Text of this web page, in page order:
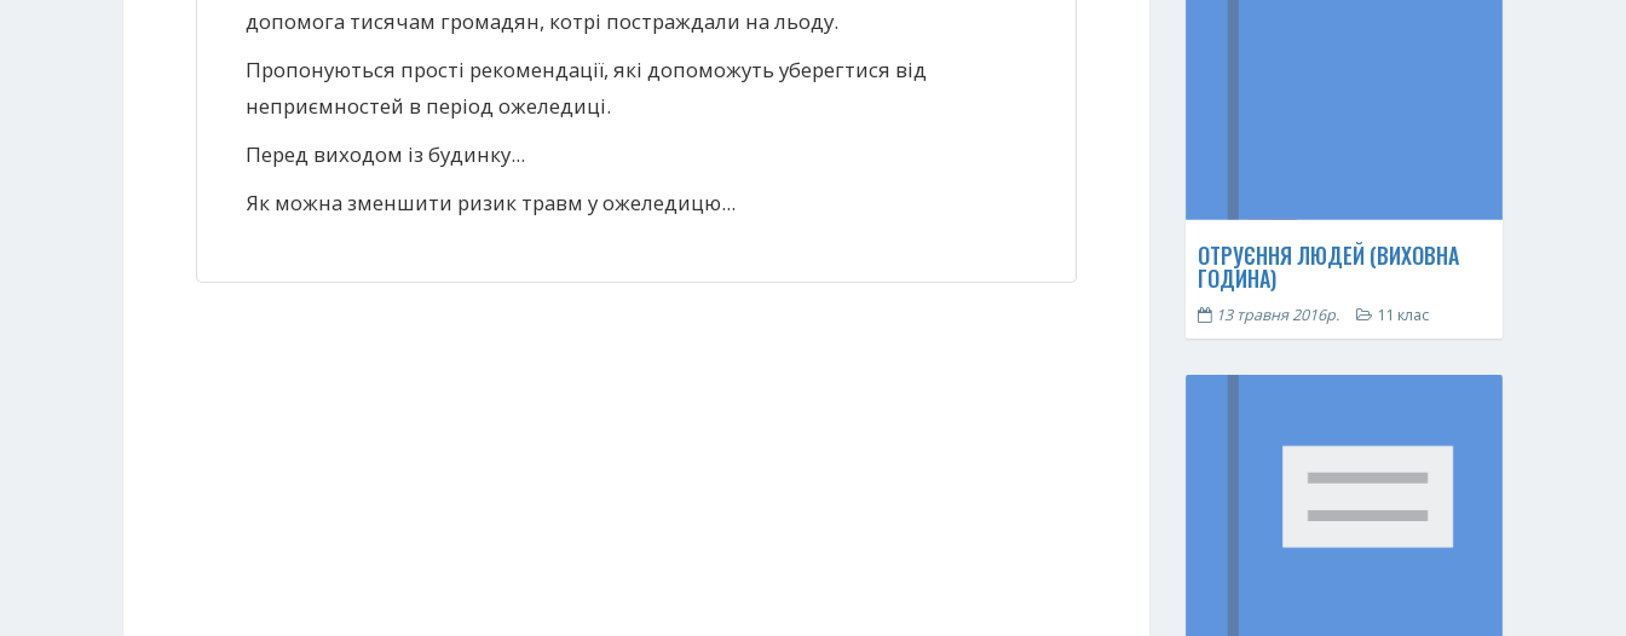
допомога тисячам громадян, котрі постраждали на льоду.
Пропонуються прості рекомендації, які допоможуть уберегтися від
неприємностей в період ожеледиці.
Перед виходом із будинку...
Як можна зменшити ризик травм у ожеледицю...
ОТРУЄННЯ ЛЮДЕЙ (ВИХОВНА
ГОДИНА)
13 травня 2016р. 11 клас